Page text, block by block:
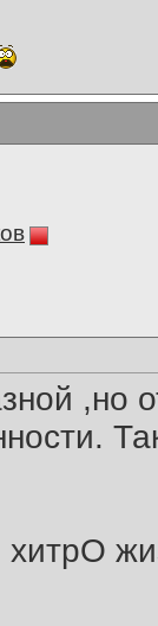
,но
хитрО